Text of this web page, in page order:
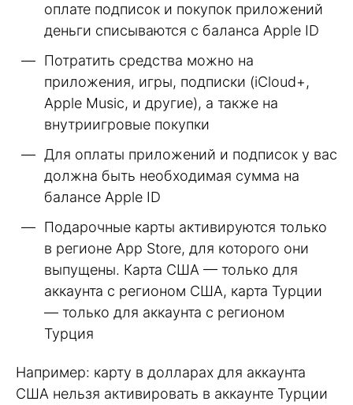
оплате подписок и покупок приложений
деньги списываются с баланса Apple ID
Потратить средства можно на
приложения, игры, подписки (iCloud+,
Apple Music, и другие), а также на
внутриигровые покупки
Для оплаты приложений и подписок у вас
должна быть необходимая сумма на
балансе Apple ID
Подарочные карты активируются только
в регионе App Store, для которого они
выпущены. Карта США — только для
аккаунта с регионом США, карта Турции
— только для аккаунта с регионом
Турция
Например: карту в долларах для аккаунта
США нельзя активировать в аккаунте Турции